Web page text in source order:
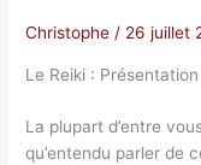
Christophe / 26 juillet
Le Reiki :
La plupart d’entre
qu’entendu parler de